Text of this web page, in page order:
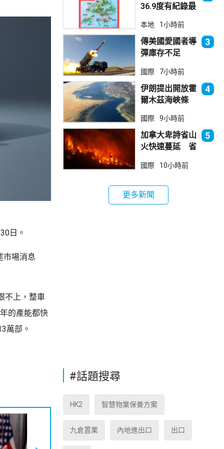
日。
市場消息
不上，整車
的產能都快
萬部。
36.9度有紀錄最
度境內最高
本地 1小時前
傳美國愛國者導
彈庫存不足
長促加快生產武
器
3
國際 7小時前
伊朗提出開放霍
爾木茲海峽條
賠償等
4
國際 9小時前
加拿大卑詩省山
火快速蔓延 省
狀態
5
國際 10小時前
更多新聞
#話題搜尋
HK2 智慧物業保養方案
九倉置業 內地進出口 出口